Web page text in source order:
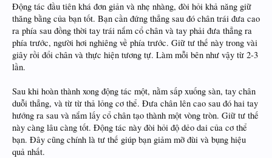
Động tác đầu tiên khá đơn giản và nhẹ nhàng, đòi hỏi khả năng giữ
thăng bằng của bạn tốt. Bạn cần đứng thẳng sau đó chân trái đưa cao
ra phía sau đồng thời tay trái nắm cổ chân và tay phải đưa thẳng ra
phía trước, người hơi nghiêng về phía trước. Giữ tư thế này trong vài
giây rồi đổi chân và thực hiện tương tự. Làm mỗi bên như vậy từ 2-3
lần.
Sau khi hoàn thành xong động tác một, nằm sấp xuống sàn, tay chân
duỗi thẳng, và từ từ thả lỏng cơ thể. Đưa chân lên cao sau đó hai tay
hướng ra sau và nắm lấy cổ chân tạo thành một vòng tròn. Giữ tư thế
này càng lâu càng tốt. Động tác này đòi hỏi độ dẻo dai của cơ thể
bạn. Đây cũng chính là tư thế giúp bạn giảm mỡ đùi và bụng hiệu
quả nhất.